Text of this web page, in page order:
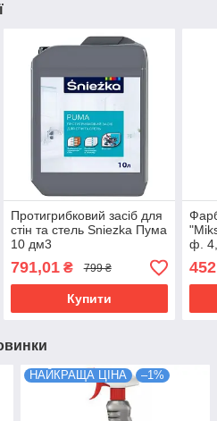
Протигрибковий засіб для
стін та стель Sniezka Пума
10 дм3
791,01₴ 799 ₴
Купити
ф.
НАЙКРАЩА ЦІНА –1%